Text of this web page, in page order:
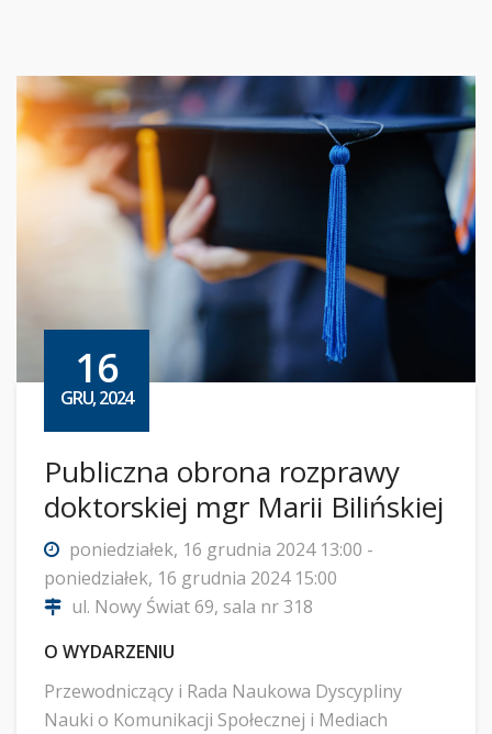
16
GRU, 2024
Publiczna obrona rozprawy
doktorskiej mgr Marii Bilińskiej
poniedziałek, 16 grudnia 2024 13:00 -
poniedziałek, 16 grudnia 2024 15:00
ul. Nowy Świat 69, sala nr 318
O WYDARZENIU
Przewodniczący i Rada Naukowa Dyscypliny
Nauki o Komunikacji Społecznej i Mediach